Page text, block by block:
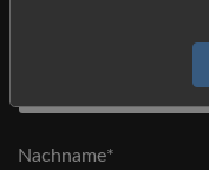
Nachname*